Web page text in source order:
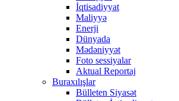
İqtisadiyyat
Maliyyə
Enerji
Dünyada
Mədəniyyət
Foto sessiyalar
Aktual Reportaj
Buraxılışlar
Bülleten Siyasət